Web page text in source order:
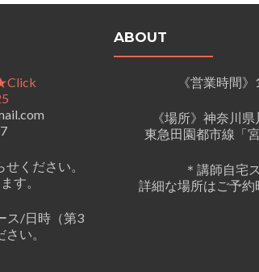
ください。
す。
ス/日時（第3
い。
ABOUT
《営業時間
《場所》神奈川
東急田園都市線「
＊講師自宅
詳細な場所はご予約